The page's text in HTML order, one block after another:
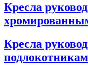
Кресла
Кресла